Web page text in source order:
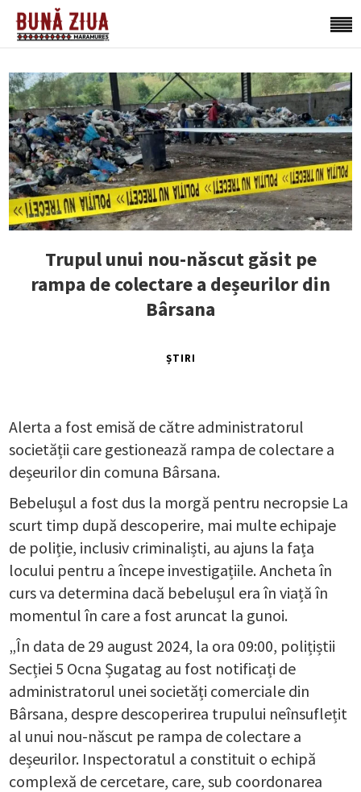
Trupul unui nou-născut găsit pe
rampa de colectare a deșeurilor din
Bârsana
ȘTIRI
Alerta a fost emisă de către administratorul
societății care gestionează rampa de colectare a
deșeurilor din comuna Bârsana.
Bebeluşul a fost dus la morgă pentru necropsie La
scurt timp după descoperire, mai multe echipaje
de poliție, inclusiv criminaliști, au ajuns la fața
locului pentru a începe investigațiile. Ancheta în
curs va determina dacă bebelușul era în viață în
momentul în care a fost aruncat la gunoi.
„În data de 29 august 2024, la ora 09:00, polițiștii
Secției 5 Ocna Șugatag au fost notificați de
administratorul unei societăți comerciale din
Bârsana, despre descoperirea trupului neînsuflețit
al unui nou-născut pe rampa de colectare a
deșeurilor. Inspectoratul a constituit o echipă
complexă de cercetare, care, sub coordonarea